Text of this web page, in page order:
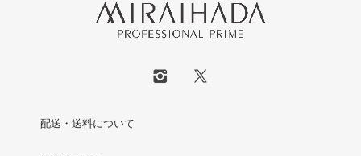
配送・送料について